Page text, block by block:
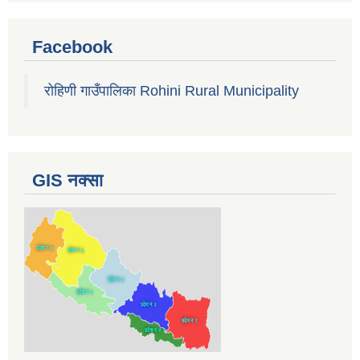
Facebook
रोहिणी गाउँपालिका Rohini Rural Municipality
GIS नक्सा